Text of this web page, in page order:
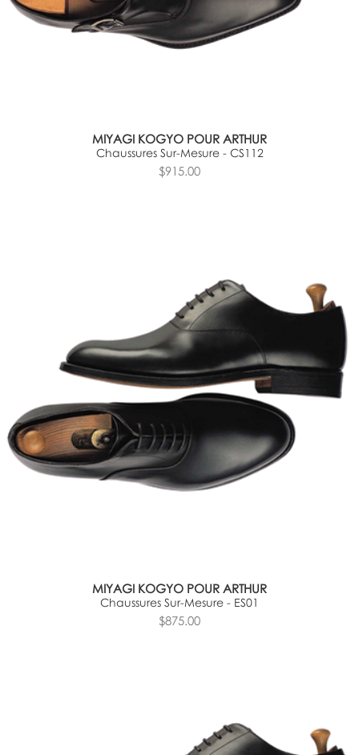
MIYAGI KOGYO POUR ARTHUR
Chaussures Sur-Mesure - CS112
$915.00
MIYAGI KOGYO POUR ARTHUR
Chaussures Sur-Mesure - ES01
$875.00